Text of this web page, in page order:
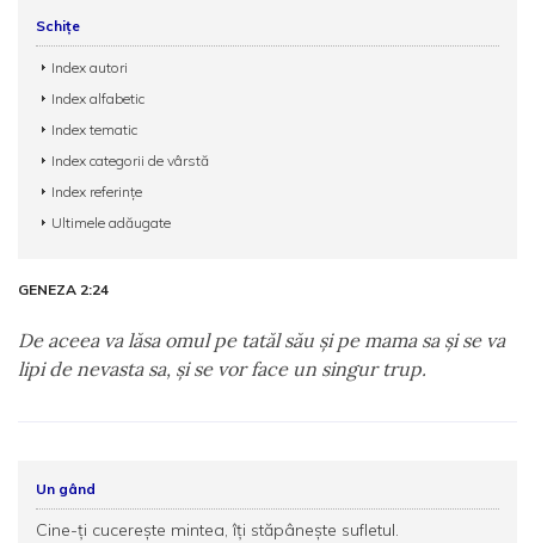
Schițe
Index autori
Index alfabetic
Index tematic
Index categorii de vârstă
Index referințe
Ultimele adăugate
GENEZA 2:24
De aceea va lăsa omul pe tatăl său şi pe mama sa şi se va
lipi de nevasta sa, şi se vor face un singur trup.
Un gând
Cine-ți cucerește mintea, îți stăpânește sufletul.